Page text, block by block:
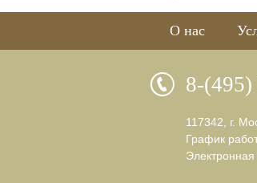
О нас
8-
117342, г.
График
Электронная